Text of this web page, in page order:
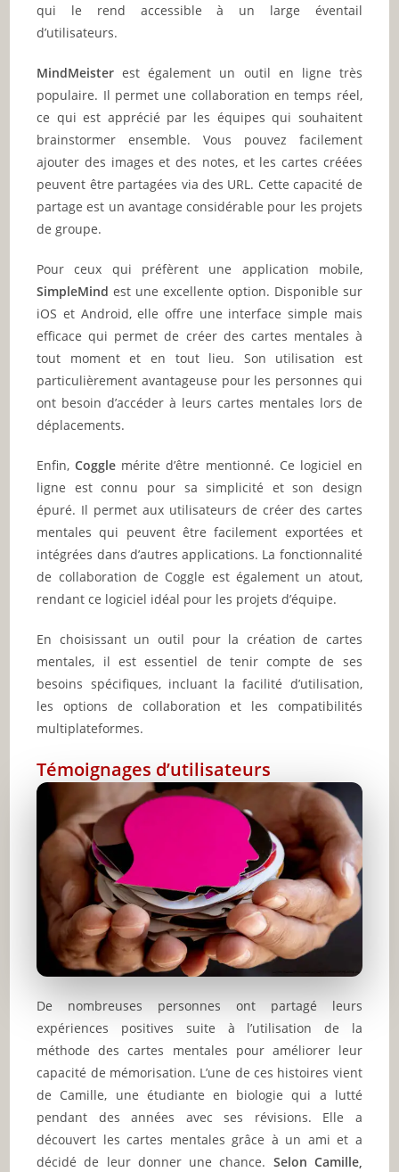
qui le rend accessible à un large éventail
d’utilisateurs.
MindMeister est également un outil en ligne très
populaire. Il permet une collaboration en temps réel,
ce qui est apprécié par les équipes qui souhaitent
brainstormer ensemble. Vous pouvez facilement
ajouter des images et des notes, et les cartes créées
peuvent être partagées via des URL. Cette capacité de
partage est un avantage considérable pour les projets
de groupe.
Pour ceux qui préfèrent une application mobile,
SimpleMind est une excellente option. Disponible sur
iOS et Android, elle offre une interface simple mais
efficace qui permet de créer des cartes mentales à
tout moment et en tout lieu. Son utilisation est
particulièrement avantageuse pour les personnes qui
ont besoin d’accéder à leurs cartes mentales lors de
déplacements.
Enfin,Coggle mérite d’être mentionné. Ce logiciel en
ligne est connu pour sa simplicité et son design
épuré. Il permet aux utilisateurs de créer des cartes
mentales qui peuvent être facilement exportées et
intégrées dans d’autres applications. La fonctionnalité
de collaboration de Coggle est également un atout,
rendant ce logiciel idéal pour les projets d’équipe.
En choisissant un outil pour la création de cartes
mentales, il est essentiel de tenir compte de ses
besoins spécifiques, incluant la facilité d’utilisation,
les options de collaboration et les compatibilités
multiplateformes.
Témoignages d’utilisateurs
De nombreuses personnes ont partagé leurs
expériences positives suite à l’utilisation de la
méthode des cartes mentales pour améliorer leur
capacité de mémorisation. L’une de ces histoires vient
de Camille, une étudiante en biologie qui a lutté
pendant des années avec ses révisions. Elle a
découvert les cartes mentales grâce à un ami et a
décidé de leur donner une chance. Selon Camille,